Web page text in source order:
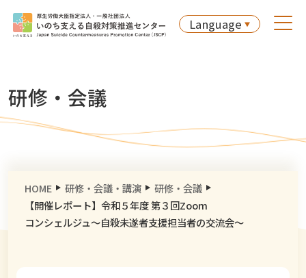
Language
研修・会議
HOME 研修・会議・講演
研修・会議
【開催レポート】令和５年度 第３回Zoom
コンシェルジュ〜自殺未遂者支援担当者の交流会〜